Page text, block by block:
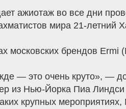
ажиотаж во все дни
мира 21-летний
московских брендов
— это очень круто», —
из Нью-Йорка Пиа Линдси
крупных